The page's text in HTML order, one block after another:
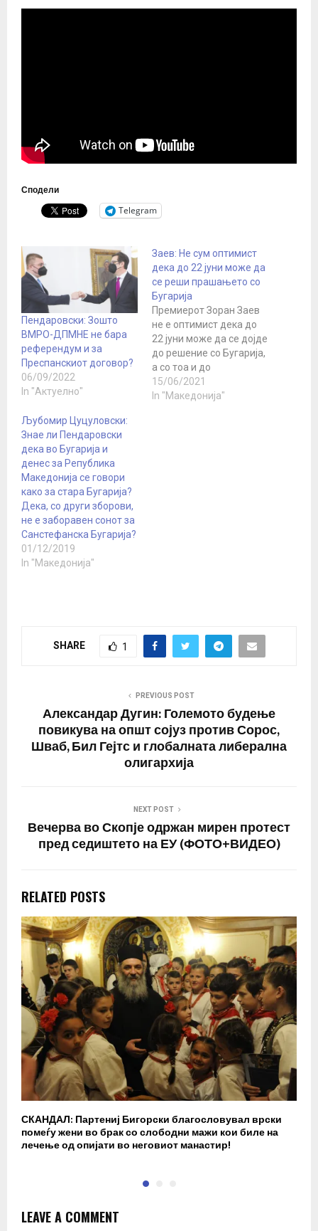
Сподели
Telegram
Пендаровски: Зошто
ВМРО-ДПМНЕ не бара
референдум и за
Преспанскиот договор?
06/09/2022
In "Актуелно"
Заев: Не сум оптимист
дека до 22 јуни може да
се реши прашањето со
Бугарија
Премиерот Зоран Заев
не е оптимист дека до
22 јуни може да се дојде
до решение со Бугарија,
а со тоа и до
одблокирање на
процесот за почнување
15/06/2021
In "Македонија"
Љубомир Цуцуловски:
Знае ли Пендаровски
дека во Бугарија и
денес за Република
Македонија се говори
како за стара Бугарија?
Дека, со други зборови,
не е заборавен сонот за
Санстефанска Бугарија?
01/12/2019
In "Македонија"
SHARE 1
PREVIOUS POST
Александар Дугин: Големото будење
повикува на општ сојуз против Сорос,
Шваб, Бил Гејтс и глобалната либерална
олигархија
NEXT POST
Вечерва во Скопје одржан мирен протест
пред седиштето на ЕУ (ФОТО+ВИДЕО)
RELATED POSTS
СКАНДАЛ: Партениј Бигорски благословувал врски
помеѓу жени во брак со слободни мажи кои биле на
лечење од опијати во неговиот манастир!
LEAVE A COMMENT